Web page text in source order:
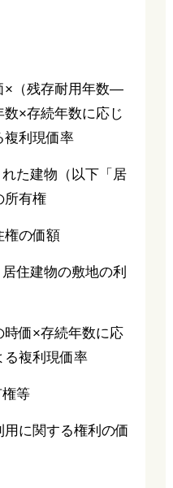
×（残存耐用年数―
×存続年数に応じ
複利現価率
た建物（以下「居
所有権
の価額
住建物の敷地の利
価×存続年数に応
る複利現価率
等
に関する権利の価